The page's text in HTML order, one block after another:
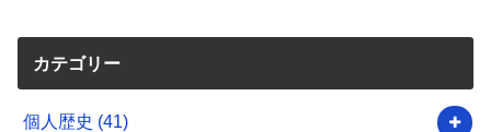
カテゴリー
個人歴史 (41)